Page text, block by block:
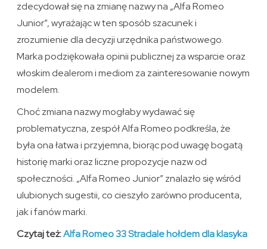
zdecydował się na zmianę nazwy na „Alfa Romeo
Junior”, wyrażając w ten sposób szacunek i
zrozumienie dla decyzji urzędnika państwowego.
Marka podziękowała opinii publicznej za wsparcie oraz
włoskim dealerom i mediom za zainteresowanie nowym
modelem.
Choć zmiana nazwy mogłaby wydawać się
problematyczna, zespół Alfa Romeo podkreśla, że
była ona łatwa i przyjemna, biorąc pod uwagę bogatą
historię marki oraz liczne propozycje nazw od
społeczności. „Alfa Romeo Junior” znalazło się wśród
ulubionych sugestii, co cieszyło zarówno producenta,
jak i fanów marki.
Czytaj też:Alfa Romeo 33 Stradale hołdem dla klasyka